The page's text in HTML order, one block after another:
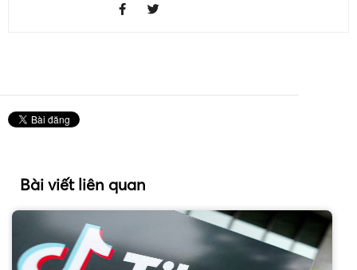
Bài viết liên quan